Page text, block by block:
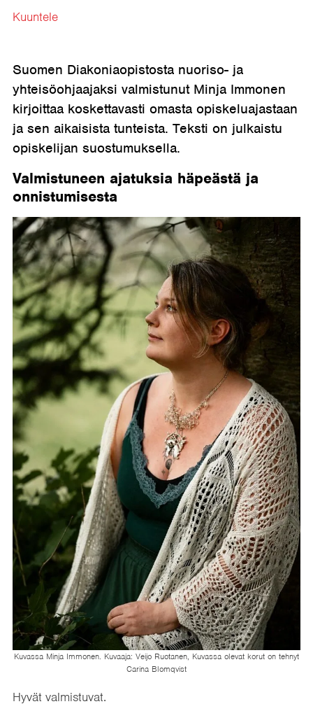
Kuuntele
Suomen Diakoniaopistosta nuoriso- ja
yhteisöohjaajaksi valmistunut Minja Immonen
kirjoittaa koskettavasti omasta opiskeluajastaan
ja sen aikaisista tunteista. Teksti on julkaistu
opiskelijan suostumuksella.
Valmistuneen ajatuksia häpeästä ja
onnistumisesta
Kuvassa Minja Immonen. Kuvaaja: Veijo Ruotanen, Kuvassa olevat korut on tehnyt
Carina Blomqvist
Hyvät valmistuvat.